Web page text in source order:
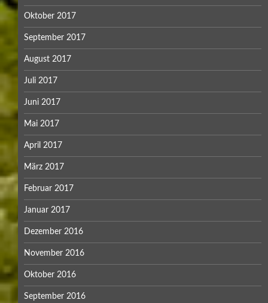
Oktober 2017
September 2017
August 2017
Juli 2017
Juni 2017
Mai 2017
April 2017
März 2017
Februar 2017
Januar 2017
Dezember 2016
November 2016
Oktober 2016
September 2016